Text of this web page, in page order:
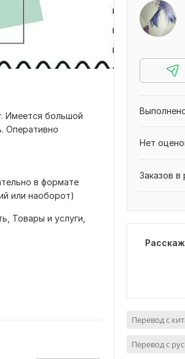
Имеется большой
Оперативно
в формате
или наоборот)
Товары и услуги,
Нет
Заказов в
Перевод с
Перевод с